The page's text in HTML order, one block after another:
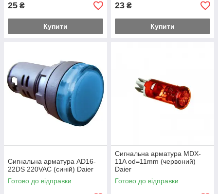
25 ₴
Купити
23 ₴
Купити
Сигнальна арматура AD16-
22DS 220VAC (синій) Daier
Готово до відправки
Сигнальна арматура MDX-
11A od=11mm (червоний)
Daier
Готово до відправки